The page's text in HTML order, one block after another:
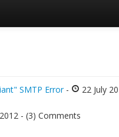
SMTP Error- 22 July
- (3) Comments